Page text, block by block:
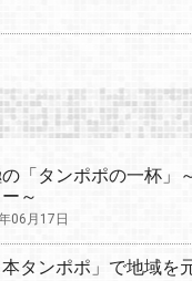
「タンポポの一杯」
～
06月17日
本タンポポ」で地域を